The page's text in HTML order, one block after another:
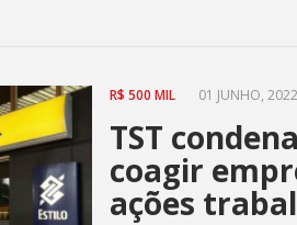
R$ 500 MIL 01 JUNHO,
TST
coagir
ações